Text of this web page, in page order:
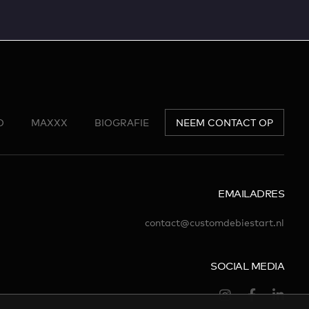
MAXXX BIOGRAFIE NEEM CONTACT OP
EMAILADRES
contact@customdebiestart.nl
SOCIAL MEDIA